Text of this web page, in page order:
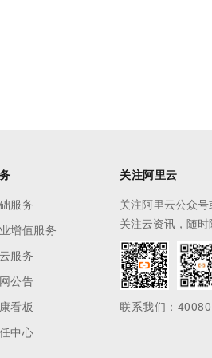
服务
增值服务
服务
公告
看板
中心
关注阿里云
关注阿里云公众号
关注云资讯，随
联系我们：